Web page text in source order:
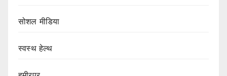
सोशल मीडिया
स्वस्थ हेल्थ